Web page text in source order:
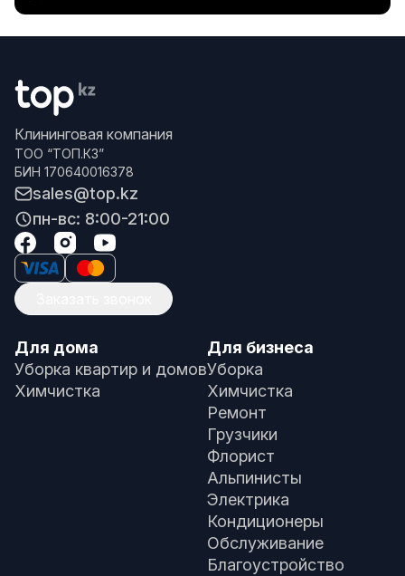
Клининговая компания
ТОО “ТОП.КЗ”
БИН 170640016378
sales@top.kz
пн-вс: 8:00-21:00
Для дома
Уборка квартир и домов
Химчистка
Для бизнеса
Уборка
Химчистка
Ремонт
Грузчики
Флорист
Альпинисты
Электрика
Кондиционеры
Обслуживание
Благоустройство